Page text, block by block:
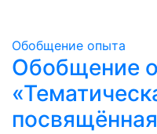
Обобщение опыта
Обобщение